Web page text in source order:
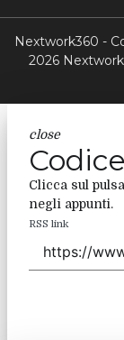
Nextwork360 -
2026
close
Clicca sul
negli appunti.
RSS link